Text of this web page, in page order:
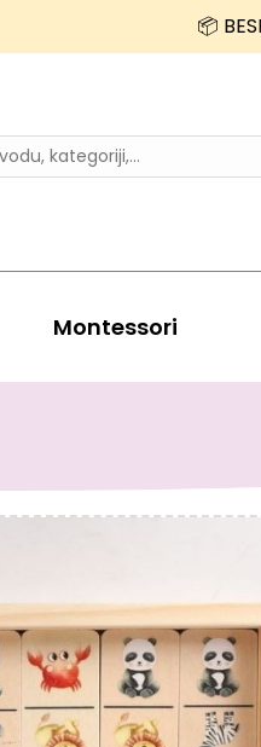
📦
Montessori